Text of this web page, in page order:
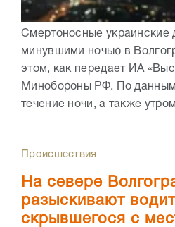
Смертоносные украинские
минувшими ночью в
этом, как передает ИА
Минобороны РФ. По
течение ночи, а также
Происшествия
На севере
разыскивают
скрывшегося с